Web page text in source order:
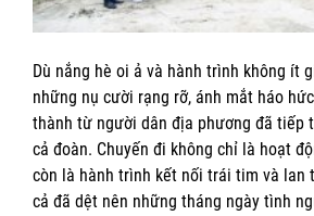
Dù nắng hè oi ả và hành trình không ít
những nụ cười rạng rỡ, ánh mắt háo
thành từ người dân địa phương đã tiếp
cả đoàn. Chuyến đi không chỉ là hoạt
còn là hành trình kết nối trái tim và lan
cả đã dệt nên những tháng ngày tình